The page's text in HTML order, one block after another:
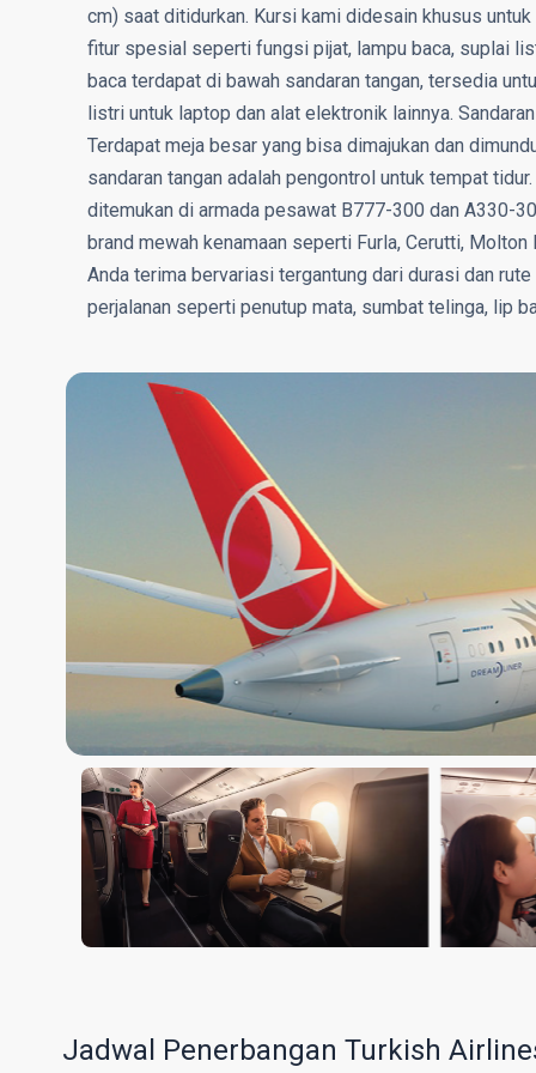
cm) saat ditidurkan. Kursi kami didesain khusus
fitur spesial seperti fungsi pijat, lampu baca, suplai
baca terdapat di bawah sandaran tangan, tersedia
listri untuk laptop dan alat elektronik lainnya.
Terdapat meja besar yang bisa dimajukan dan
sandaran tangan adalah pengontrol untuk tempat
ditemukan di armada pesawat B777-300 dan A330-
brand mewah kenamaan seperti Furla, Cerutti,
Anda terima bervariasi tergantung dari durasi dan
perjalanan seperti penutup mata, sumbat telinga, lip
Jadwal Penerbangan Turkish